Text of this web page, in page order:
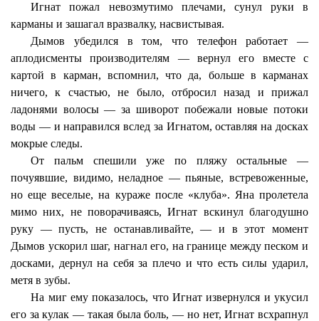
Игнат пожал невозмутимо плечами, сунул руки в
карманы и зашагал вразвалку, насвистывая.
Дымов убедился в том, что телефон работает —
аплодисменты производителям — вернул его вместе с
картой в карман, вспомнил, что да, больше в карманах
ничего, к счастью, не было, отбросил назад и прижал
ладонями волосы — за шиворот побежали новые потоки
воды — и направился вслед за Игнатом, оставляя на досках
мокрые следы.
От пальм спешили уже по пляжу остальные —
почуявшие, видимо, неладное — пьяные, встревоженные,
но еще веселые, на кураже после «клуба». Яна пролетела
мимо них, не поворачиваясь, Игнат вскинул благодушно
руку — пусть, не останавливайте, — и в этот момент
Дымов ускорил шаг, нагнал его, на границе между песком и
досками, дернул на себя за плечо и что есть силы ударил,
метя в зубы.
На миг ему показалось, что Игнат извернулся и укусил
его за кулак — такая была боль, — но нет, Игнат всхрапнул